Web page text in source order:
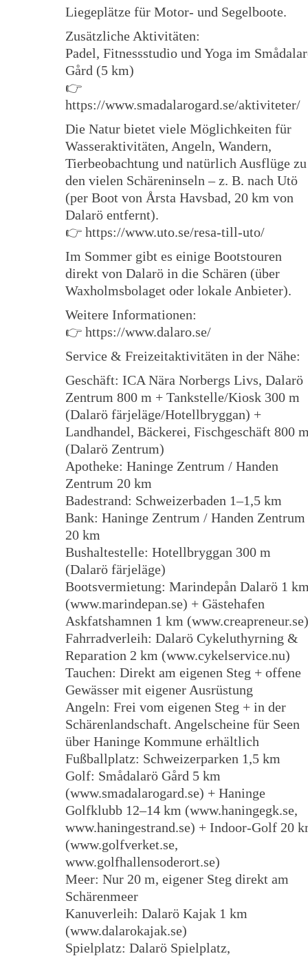
Liegeplätze für Motor- und Segelboote.
Zusätzliche Aktivitäten:
Padel, Fitnessstudio und Yoga im
Gård (5 km)
👉
https://www.smadalarogard.se/aktiviteter/
Die Natur bietet viele Möglichkeiten für
Wasseraktivitäten, Angeln, Wandern,
Tierbeobachtung und natürlich Ausflüge zu
den vielen Schäreninseln – z. B. nach Utö
(per Boot von Årsta Havsbad, 20 km von
Dalarö entfernt).
👉 https://www.uto.se/resa-till-uto/
Im Sommer gibt es einige Bootstouren
direkt von Dalarö in die Schären (über
Waxholmsbolaget oder lokale Anbieter).
Weitere Informationen:
👉 https://www.dalaro.se/
Service & Freizeitaktivitäten in der Nähe:
Geschäft: ICA Nära Norbergs Livs, Dalarö
Zentrum 800 m + Tankstelle/Kiosk 300 m
(Dalarö färjeläge/Hotellbryggan) +
Landhandel, Bäckerei, Fischgeschäft 800
(Dalarö Zentrum)
Apotheke: Haninge Zentrum / Handen
Zentrum 20 km
Badestrand: Schweizerbaden 1–1,5 km
Bank: Haninge Zentrum / Handen Zentrum
20 km
Bushaltestelle: Hotellbryggan 300 m
(Dalarö färjeläge)
Bootsvermietung: Marindepån Dalarö 1
(www.marindepan.se) + Gästehafen
Askfatshamnen 1 km (www.creapreneur.se)
Fahrradverleih: Dalarö Cykeluthyrning &
Reparation 2 km (www.cykelservice.nu)
Tauchen: Direkt am eigenen Steg + offene
Gewässer mit eigener Ausrüstung
Angeln: Frei vom eigenen Steg + in der
Schärenlandschaft. Angelscheine für Seen
über Haninge Kommune erhältlich
Fußballplatz: Schweizerparken 1,5 km
Golf: Smådalarö Gård 5 km
(www.smadalarogard.se) + Haninge
Golfklubb 12–14 km (www.haningegk.se,
www.haningestrand.se) + Indoor-Golf 20
(www.golfverket.se,
www.golfhallensoderort.se)
Meer: Nur 20 m, eigener Steg direkt am
Schärenmeer
Kanuverleih: Dalarö Kajak 1 km
(www.dalarokajak.se)
Spielplatz: Dalarö Spielplatz,